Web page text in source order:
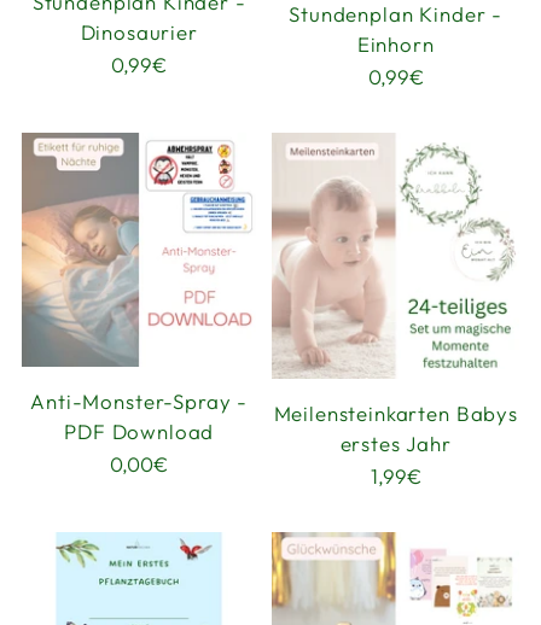
Dinosaurier
0,99€
Stundenplan Kinder -
Einhorn
0,99€
Anti-Monster-Spray -
PDF Download
0,00€
Meilensteinkarten Babys
erstes Jahr
1,99€